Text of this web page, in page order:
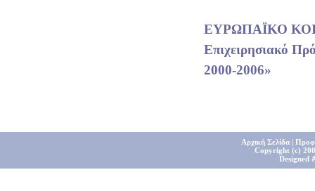
ΕΥΡΩΠΑΪΚΟ
Επιχειρησιακό
2000-2006»
Αρχική Σελίδα|
Copyright (c)
Designed